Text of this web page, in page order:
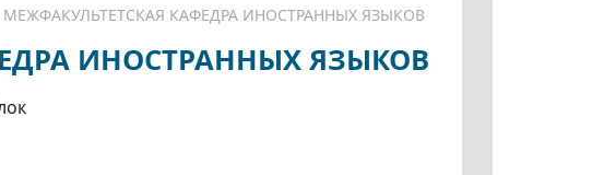
МЕЖФАКУЛЬТЕТСКАЯ КАФЕДРА ИНОСТРАННЫХ ЯЗЫКОВ
ИНОСТРАННЫХ ЯЗЫКОВ